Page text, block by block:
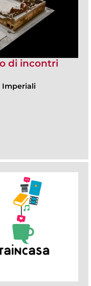
di incontri
Imperiali